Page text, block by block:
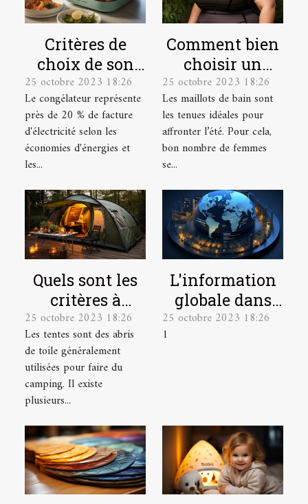
Critères de
choix de son
congélateur
25 octobre 2023 18:26
Le congélateur représente
près de 20 % de facture
d'électricité selon les
économies d'énergies et
les...
Comment bien
choisir un
maillot de bain
de grande
taille ?
25 octobre 2023 18:26
Les maillots de bain sont
les tenues idéales pour
affronter l’été. Pour cela,
bon nombre de femmes
se...
Quels sont les
critères à
prendre en
compte pour
bien choisir
une tente de
camping ?
25 octobre 2023 18:26
Les tentes sont des abris
de toile généralement
utilisées pour faire du
camping. Il existe
plusieurs...
L'information
globale dans
une seule
25 octobre 2023 18:26
1